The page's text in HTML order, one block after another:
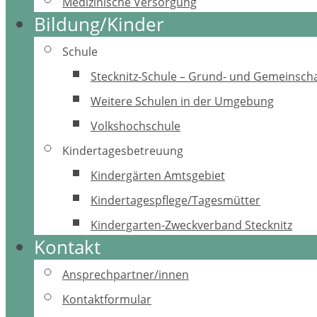
Bildung/Kinder
Schule
Stecknitz-Schule – Grund- und
Weitere Schulen in der Umgebung
Volkshochschule
Kindertagesbetreuung
Kindergärten Amtsgebiet
Kindertagespflege/Tagesmütter
Kindergarten-Zweckverband Stecknitz
Kontakt
Ansprechpartner/innen
Kontaktformular